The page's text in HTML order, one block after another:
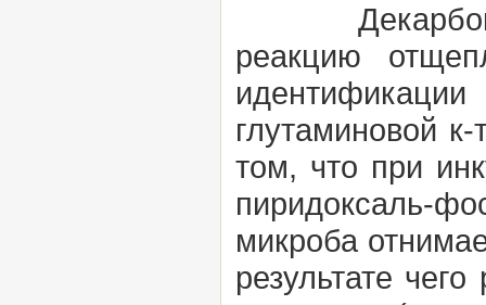
реакцию
глутаминовой
том, что при
пиридоксаль-
микроба
результате